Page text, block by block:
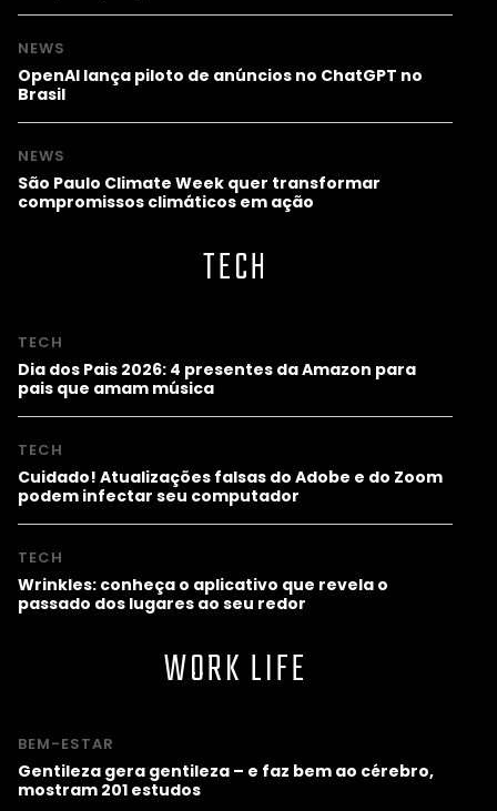
NEWS
OpenAI lança piloto de anúncios no ChatGPT no
Brasil
NEWS
São Paulo Climate Week quer transformar
compromissos climáticos em ação
TECH
TECH
Dia dos Pais 2026: 4 presentes da Amazon para
pais que amam música
TECH
Cuidado! Atualizações falsas do Adobe e do Zoom
podem infectar seu computador
TECH
Wrinkles: conheça o aplicativo que revela o
passado dos lugares ao seu redor
WORK LIFE
BEM-ESTAR
Gentileza gera gentileza – e faz bem ao cérebro,
mostram 201 estudos